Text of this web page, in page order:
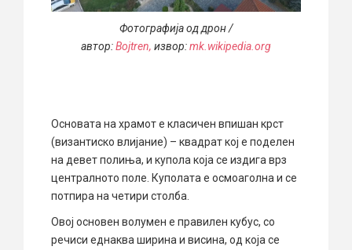
Фотографија од дрон /
автор:Bojtren, извор:mk.wikipedia.org
Основата на храмот е класичен впишан крст
(византиско влијание) – квадрат кој е поделен
на девет полиња, и купола која се издига врз
централното поле. Куполата е осмоаголна и се
потпира на четири столба.
Овој основен волумен е правилен кубус, со
речиси еднаква ширина и висина, од која се